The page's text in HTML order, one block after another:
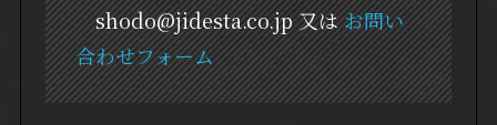
shodo@jidesta.co.jp 又はお問い
合わせフォーム